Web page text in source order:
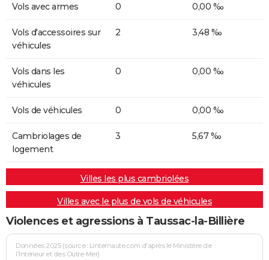
Vols avec armes 0 0,00 ‰
Vols d'accessoires sur
véhicules
2 3,48 ‰
Vols dans les
véhicules
0 0,00 ‰
Vols de véhicules 0 0,00 ‰
Cambriolages de
logement
3 5,67 ‰
Villes les plus cambriolées
Villes avec le plus de vols de véhicules
Violences et agressions à Taussac-la-Billière
Données 2025 (source : Linternaute.com d'après le Ministère de
l'Intérieur et des Outre-Mer)